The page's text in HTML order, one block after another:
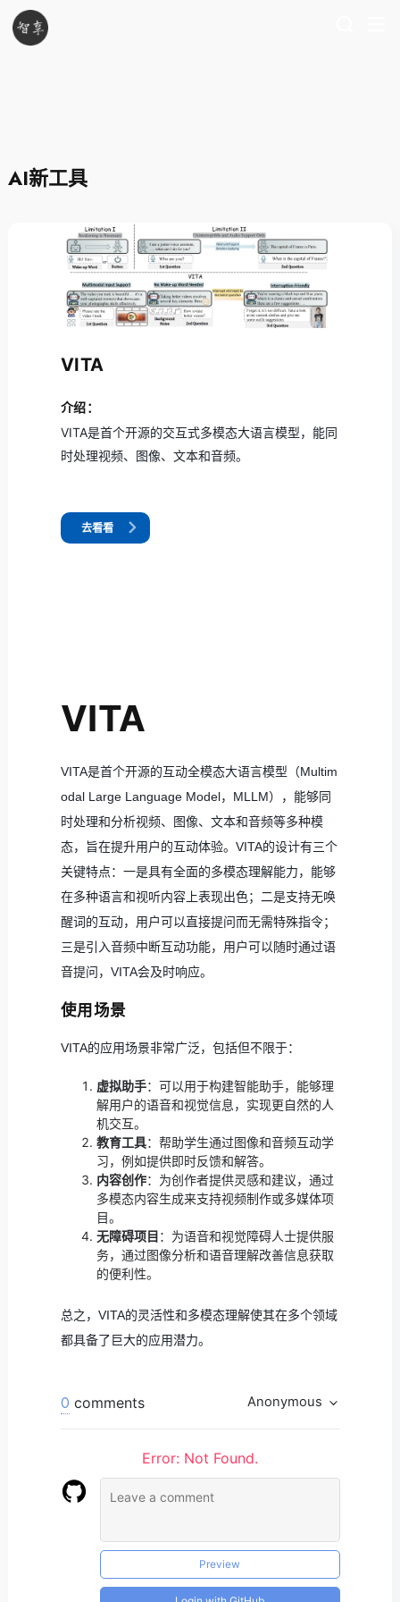
AI新工具
VITA
介绍：
VITA是首个开源的交互式多模态大语言模型，能同
时处理视频、图像、文本和音频。
去看看
VITA
VITA是首个开源的互动全模态大语言模型（Multim
odal Large Language Model，MLLM），能够同
时处理和分析视频、图像、文本和音频等多种模
态，旨在提升用户的互动体验。VITA的设计有三个
关键特点：一是具有全面的多模态理解能力，能够
在多种语言和视听内容上表现出色；二是支持无唤
醒词的互动，用户可以直接提问而无需特殊指令；
三是引入音频中断互动功能，用户可以随时通过语
音提问，VITA会及时响应。
使用场景
VITA的应用场景非常广泛，包括但不限于：
虚拟助手：可以用于构建智能助手，能够理
解用户的语音和视觉信息，实现更自然的人
机交互。
教育工具：帮助学生通过图像和音频互动学
习，例如提供即时反馈和解答。
内容创作：为创作者提供灵感和建议，通过
多模态内容生成来支持视频制作或多媒体项
目。
无障碍项目：为语音和视觉障碍人士提供服
务，通过图像分析和语音理解改善信息获取
的便利性。
总之，VITA的灵活性和多模态理解使其在多个领域
都具备了巨大的应用潜力。
0 comments Anonymous
Error: Not Found.
Preview